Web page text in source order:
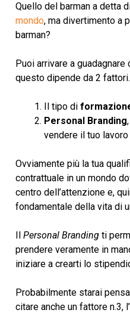
Quello del barman a detta
mondo, ma divertimento a
barman?
Puoi arrivare a
questo dipende da 2 fattori.
Il tipo di
Personal Branding
vendere il tuo
Ovviamente più la tua
contrattuale in un mondo
centro dell’attenzione e,
fondamentale della vita di
Personal Brandingti
prendere veramente in
iniziare a crearti lo
Probabilmente starai
citare anche un fattore n.3,